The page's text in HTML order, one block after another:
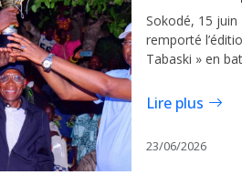
tournoi à
Sokodé, 15 juin
remporté
Tabaski » en
dimanche 14
commune de
réglementaire,
score nul et
Lire plus
23/06/2026